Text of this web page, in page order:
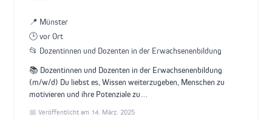
📍 Münster
🕒 vor Ort
📂 Dozentinnen und Dozenten in der Erwachsenenbildung
📚 Dozentinnen und Dozenten in der Erwachsenenbildung
(m/w/d) Du liebst es, Wissen weiterzugeben, Menschen zu
motivieren und ihre Potenziale zu…
📅 Veröffentlicht am 14. März. 2025